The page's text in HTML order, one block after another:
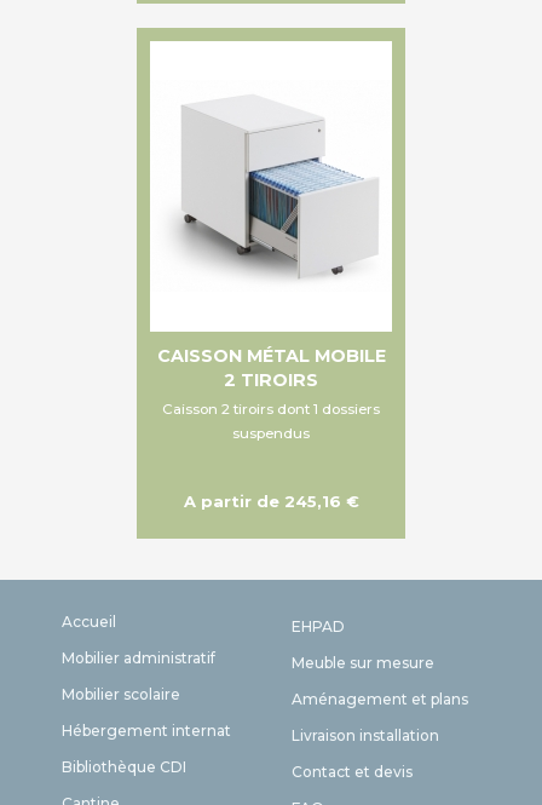
CAISSON MÉTAL MOBILE
2 TIROIRS
Caisson 2 tiroirs dont 1 dossiers
suspendus
A partir de 245,16 €
Accueil
Mobilier administratif
Mobilier scolaire
Hébergement internat
Bibliothèque CDI
EHPAD
Meuble sur mesure
Aménagement et plans
Livraison installation
Contact et devis